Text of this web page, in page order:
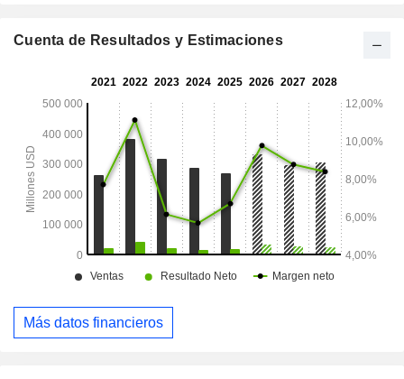
Cuenta de Resultados y Estimaciones
Más datos financieros